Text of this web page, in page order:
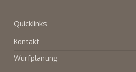
Quicklinks
Kontakt
Wurfplanung